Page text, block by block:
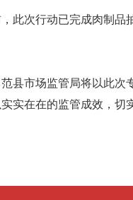
次行动已完成肉制品抽
市场监管局将以此次专
实在在的监管成效，切